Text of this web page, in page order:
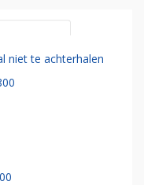
niet te achterhalen